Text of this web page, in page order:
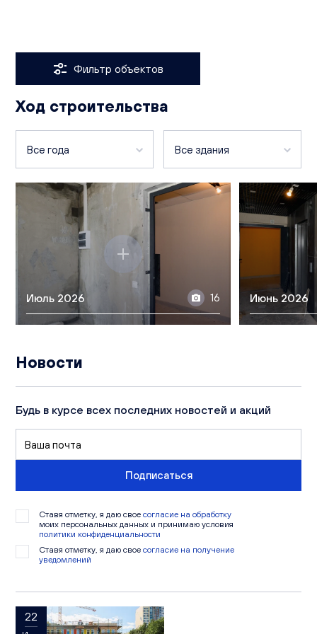
Фильтр объектов
Культура и отдых
Ход строительства
Все года Все здания
Чистопрудненская, д. 17
Чистопрудненская, д. 11
Чистопрудненская, д. 13а
Чистопрудненская, д. 13
Июль 2026 16 Июнь 2026
Новости
Будь в курсе всех последних новостей и акций
Подписаться
Ставя отметку, я даю свое согласие на обработку
моих персональных данных и принимаю условия
политики конфиденциальности
Ставя отметку, я даю свое согласие на получение
уведомлений
22